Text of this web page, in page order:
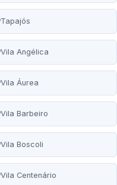
Tapajós
Vila Angélica
Vila Áurea
Vila Barbeiro
Vila Boscoli
Vila Centenário